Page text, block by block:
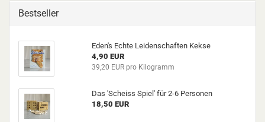
Bestseller
Eden's Echte Leidenschaften Kekse
4,90 EUR
39,20 EUR pro Kilogramm
Das 'Scheiss Spiel' für 2-6 Personen
18,50 EUR